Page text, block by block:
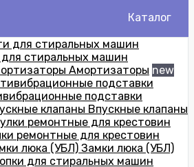
Каталог
стиральных машин
Амортизаторы new
подставки
Впускные клапаны
ремонтные для крестовин
Замки люка (УБЛ)